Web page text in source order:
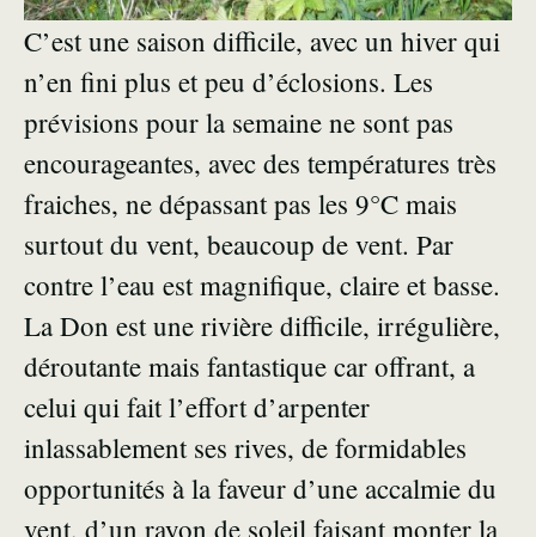
C’est une saison difficile, avec un hiver qui
n’en fini plus et peu d’éclosions. Les
prévisions pour la semaine ne sont pas
encourageantes, avec des températures très
fraiches, ne dépassant pas les 9°C mais
surtout du vent, beaucoup de vent. Par
contre l’eau est magnifique, claire et basse.
La Don est une rivière difficile, irrégulière,
déroutante mais fantastique car offrant, a
celui qui fait l’effort d’arpenter
inlassablement ses rives, de formidables
opportunités à la faveur d’une accalmie du
vent, d’un rayon de soleil faisant monter la